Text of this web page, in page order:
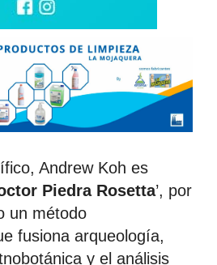
Andrew Koh es
Piedra Rosetta’, por
un método
fusiona arqueología,
y el análisis